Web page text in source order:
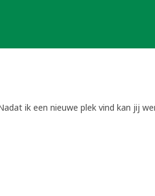
ik een nieuwe plek vind kan jij